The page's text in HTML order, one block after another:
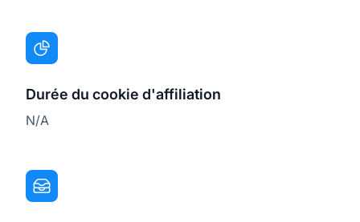
Durée du cookie d'affiliation
N/A